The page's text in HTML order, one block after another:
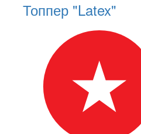
Топпер "Latex"